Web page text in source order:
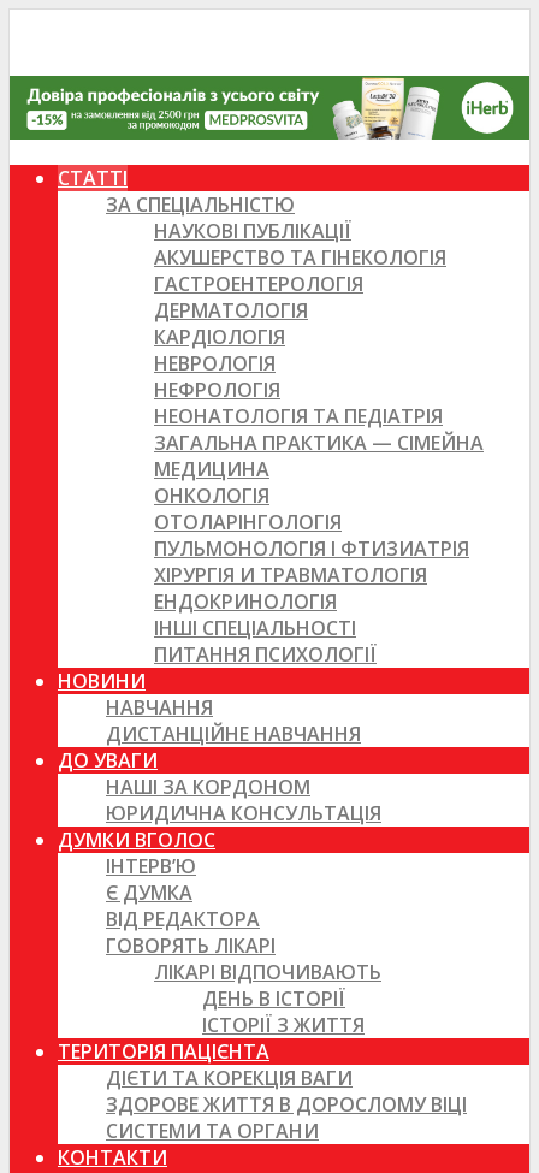
СТАТТІ
ЗА СПЕЦІАЛЬНІСТЮ
НАУКОВІ ПУБЛІКАЦІЇ
АКУШЕРСТВО ТА ГІНЕКОЛОГІЯ
ГАСТРОЕНТЕРОЛОГІЯ
ДЕРМАТОЛОГІЯ
КАРДІОЛОГІЯ
НЕВРОЛОГІЯ
НЕФРОЛОГІЯ
НЕОНАТОЛОГІЯ ТА ПЕДІАТРІЯ
ЗАГАЛЬНА ПРАКТИКА — СІМЕЙНА
МЕДИЦИНА
ОНКОЛОГІЯ
ОТОЛАРІНГОЛОГІЯ
ПУЛЬМОНОЛОГІЯ І ФТИЗИАТРІЯ
ХІРУРГІЯ И ТРАВМАТОЛОГІЯ
ЕНДОКРИНОЛОГІЯ
ІНШІ СПЕЦІАЛЬНОСТІ
ПИТАННЯ ПСИХОЛОГІЇ
НОВИНИ
НАВЧАННЯ
ДИСТАНЦІЙНЕ НАВЧАННЯ
ДО УВАГИ
НАШІ ЗА КОРДОНОМ
ЮРИДИЧНА КОНСУЛЬТАЦІЯ
ДУМКИ ВГОЛОС
ІНТЕРВ’Ю
Є ДУМКА
ВІД РЕДАКТОРА
ГОВОРЯТЬ ЛІКАРІ
ЛІКАРІ ВІДПОЧИВАЮТЬ
ДЕНЬ В ІСТОРІЇ
ІСТОРІЇ З ЖИТТЯ
ТЕРИТОРІЯ ПАЦІЄНТА
ДІЄТИ ТА КОРЕКЦІЯ ВАГИ
ЗДОРОВЕ ЖИТТЯ В ДОРОСЛОМУ ВІЦІ
СИСТЕМИ ТА ОРГАНИ
КОНТАКТИ